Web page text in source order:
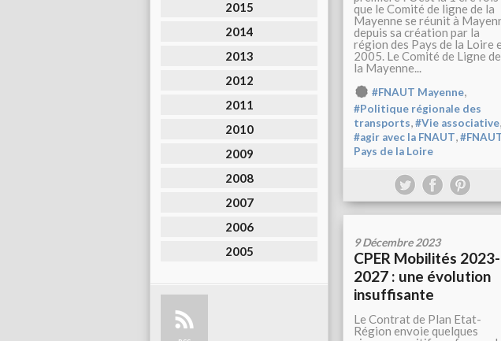
2015
2014
2013
2012
2011
2010
2009
2008
2007
2006
2005
que le Comité de ligne de la
Mayenne se réunit à
depuis sa création par la
région des Pays de la Loire
2005. Le Comité de Ligne de
la Mayenne...
#FNAUT Mayenne,
#Politique régionale des
transports,#Vie associative,
#agir avec la FNAUT,
Pays de la Loire
9 Décembre 2023
CPER Mobilités 2023-
2027 : une évolution
insuffisante
Le Contrat de Plan Etat-
Région envoie quelques